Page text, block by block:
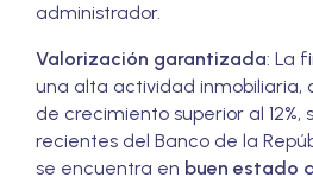
administrador.
Valorización garantizada: La
una alta actividad inmobiliaria,
de crecimiento superior al 12%,
recientes del Banco de la
se encuentra en buen estado